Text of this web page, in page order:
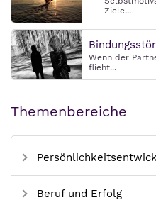
Ziele...
Wenn der
flieht...
Themenbereiche
Beruf und Erfolg